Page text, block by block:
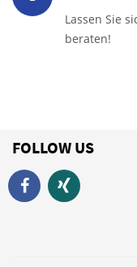
Lassen Sie
beraten!
FOLLOW US